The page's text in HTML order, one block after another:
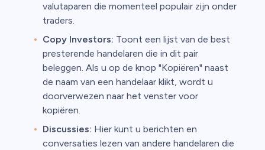
valutaparen die momenteel populair zijn onder
traders.
Copy Investors: Toont een lijst van de best
presterende handelaren die in dit pair
beleggen. Als u op de knop "Kopiëren" naast
de naam van een handelaar klikt, wordt u
doorverwezen naar het venster voor
kopiëren.
Discussies: Hier kunt u berichten en
conversaties lezen van andere handelaren die